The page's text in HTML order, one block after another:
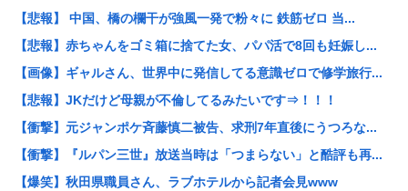
【悲報】 中国、橋の欄干が強風一発で粉々に 鉄筋ゼロ 当...
【悲報】赤ちゃんをゴミ箱に捨てた女、パパ活で8回も妊娠し...
【画像】ギャルさん、世界中に発信してる意識ゼロで修学旅行...
【悲報】JKだけど母親が不倫してるみたいです⇒！！！
【衝撃】元ジャンポケ斉藤慎二被告、求刑7年直後にうつろな...
【衝撃】『ルパン三世』放送当時は「つまらない」と酷評も再...
【爆笑】秋田県職員さん、ラブホテルから記者会見www